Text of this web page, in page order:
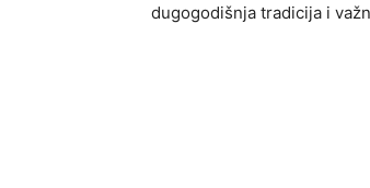
dugogodišnja tradicija i